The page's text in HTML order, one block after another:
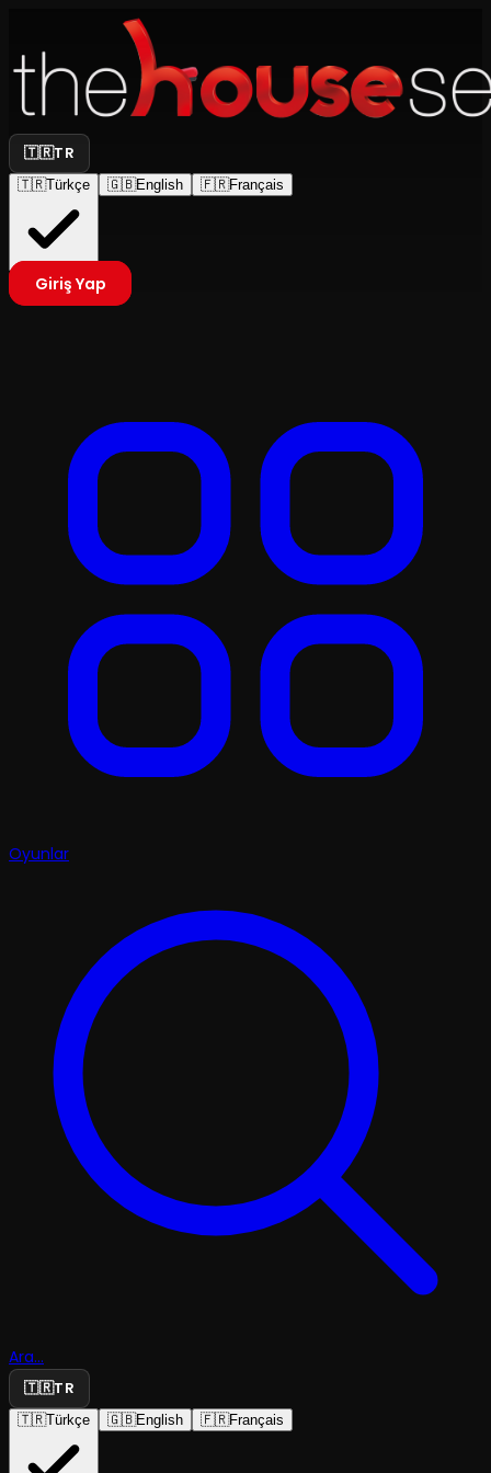
🇹🇷TR
🇹🇷Türkçe 🇬🇧English 🇫🇷Français
Giriş Yap
Oyunlar
Ara...
🇹🇷TR
🇹🇷Türkçe 🇬🇧English 🇫🇷Français